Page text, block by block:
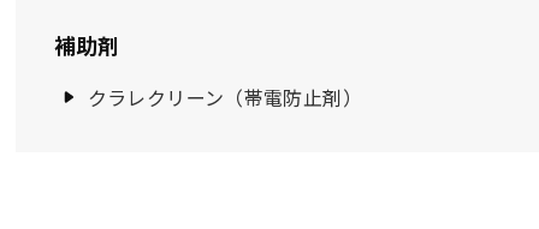
補助剤
クラレクリーン（帯電防止剤）